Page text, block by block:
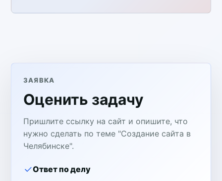
ЗАЯВКА
Оценить задачу
Пришлите ссылку на сайт и опишите, что
нужно сделать по теме "Создание сайта в
Челябинске".
Ответ по делу